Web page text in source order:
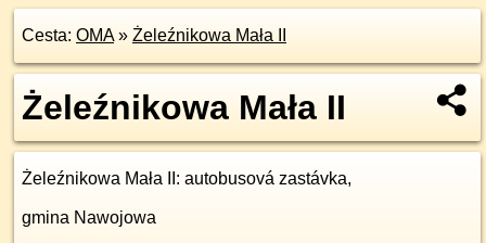
Cesta: OMA» Żeleźnikowa Mała II
Żeleźnikowa Mała II
Żeleźnikowa Mała II : autobusová zastávka,
gmina Nawojowa